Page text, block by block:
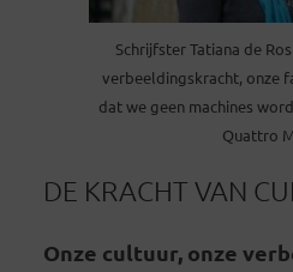
Schrijfster Tatiana de
verbeeldingskracht, onze
dat we geen machines
Quattro
DE KRACHT VAN
Onze cultuur, onze